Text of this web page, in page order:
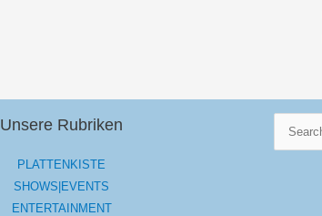
Unsere Rubriken
PLATTENKISTE
SHOWS|EVENTS
ENTERTAINMENT